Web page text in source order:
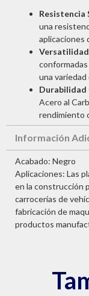
Resistencia
una
aplicaciones
Versatilidad
una
Durabilidad
Acero al
rendimiento
Información
Acabado: Negro
Aplicaciones: Las
en la construcción
carrocerías de
fabricación de
productos